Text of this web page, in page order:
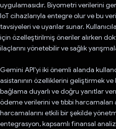
uygulamasıdır. Biyometri verilerini
IoT cihazlarıyla entegre olur ve bu
tavsiyeleri ve uyarılar sunar.
için özelleştirilmiş öneriler alırken
ilaçlarını yönetebilir ve sağlık
Gemini API'yi iki önemli alanda
asistanının özelliklerini geliştirmek ve
bağlama duyarlı ve doğru yanıtlar
ödeme verilerini ve tıbbi harcamaları
harcamalarını etkili bir şekilde
entegrasyon, kapsamlı finansal